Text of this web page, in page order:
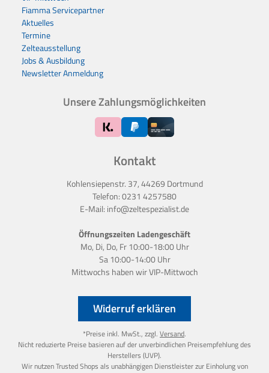
Widerruf erklären
*Preise inkl. MwSt., zzgl. Versand.
Nicht reduzierte Preise basieren auf der unverbindlichen Preisempfehlung des
Herstellers (UVP).
Wir nutzen Trusted Shops als unabhängigen Dienstleister zur Einholung von
Fiamma Servicepartner
Aktuelles
Termine
Zelteausstellung
Jobs & Ausbildung
Newsletter Anmeldung
Kontakt
Kohlensiepenstr. 37, 44269 Dortmund
Telefon:0231 4257580
E-Mail: info@zeltespezialist.de
Öffnungszeiten Ladengeschäft
Mo, Di, Do, Fr 10:00-18:00 Uhr
Sa 10:00-14:00 Uhr
Mittwochs haben wirVIP-Mittwoch
Unsere Zahlungsmöglichkeiten